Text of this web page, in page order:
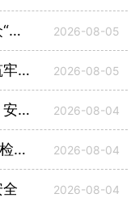
2026-08-05
线 2026-08-05
链 2026-08-04
忧 2026-08-04
2026-08-04